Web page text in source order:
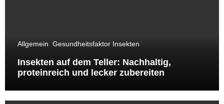
Allgemein Gesundheitsfaktor Insekten
Insekten auf dem Teller: Nachhaltig,
proteinreich und lecker zubereiten